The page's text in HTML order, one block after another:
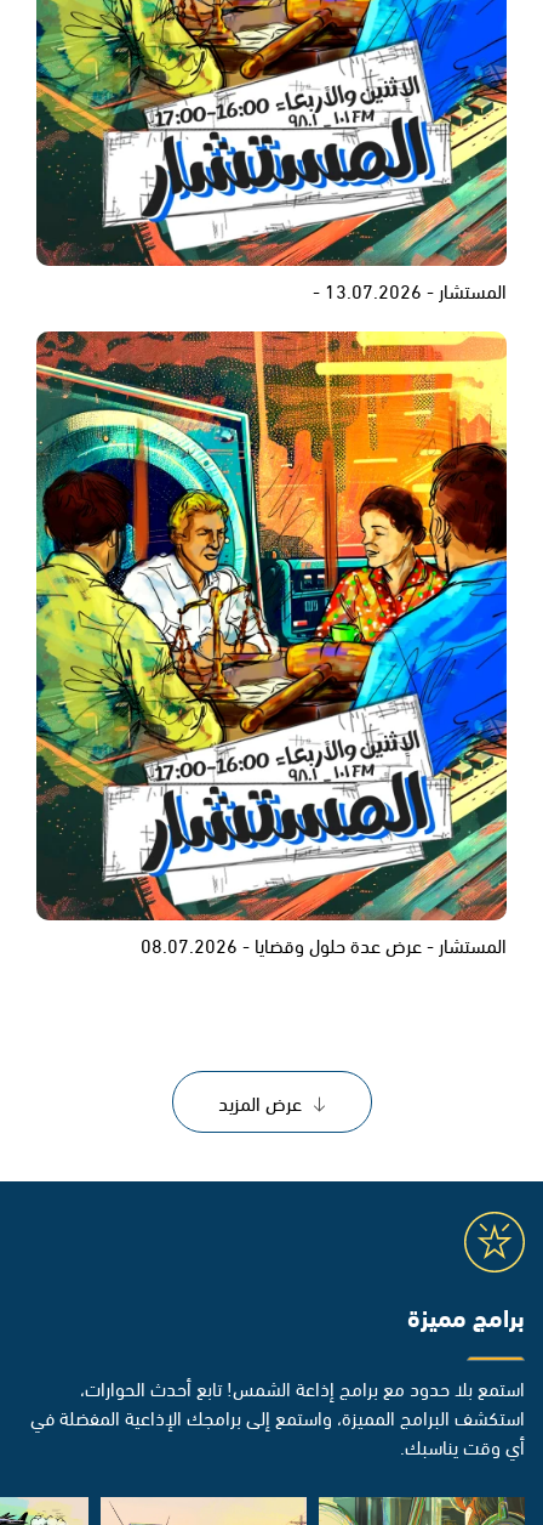
المستشار - 13.07.2026 -
المستشار - عرض عدة حلول وقضايا - 08.07.2026
عرض المزيد
برامج مميزة
استمع بلا حدود مع برامج إذاعة الشمس! تابع أحدث الحوارات،
استكشف البرامج المميزة، واستمع إلى برامجك الإذاعية المفضلة في
أي وقت يناسبك.